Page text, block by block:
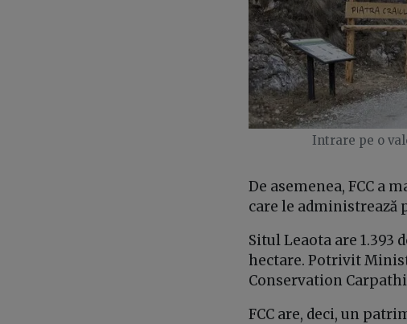
Intrare pe o
De asemenea, FCC a
care le
Situl Leaota are 1.393
hectare. Potrivit
Conservation
FCC are, deci, un